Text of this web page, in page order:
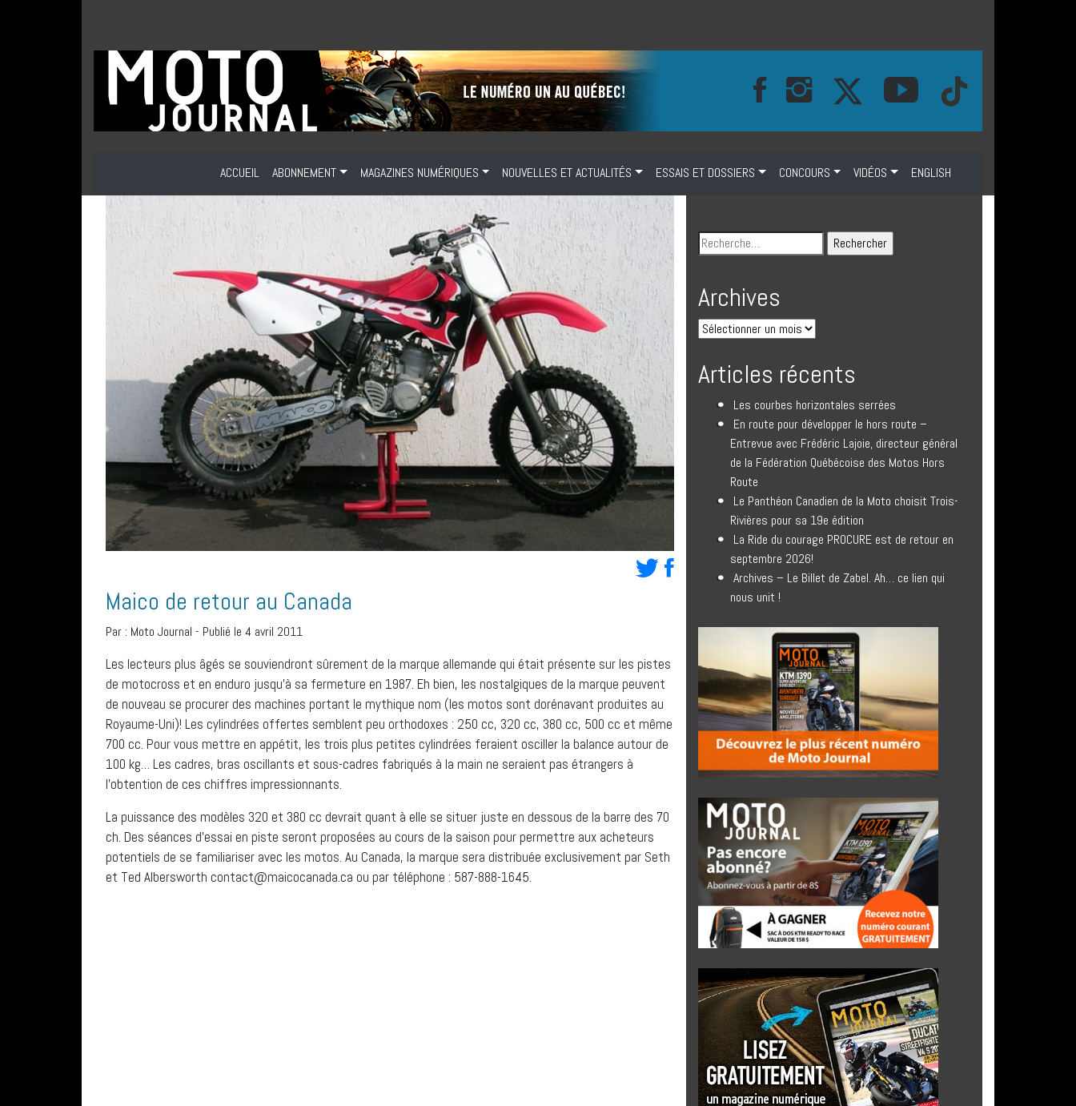
ACCUEIL ABONNEMENT MAGAZINES NUMÉRIQUES NOUVELLES ET ACTUALITÉS ESSAIS ET DOSSIERS CONCOURS VIDÉOS ENGLISH
Maico de retour au Canada
Par : Moto Journal - Publié le 4 avril 2011
Les lecteurs plus âgés se souviendront sûrement de la marque allemande qui était présente sur les pistes
de motocross et en enduro jusqu’à sa fermeture en 1987. Eh bien, les nostalgiques de la marque peuvent
de nouveau se procurer des machines portant le mythique nom (les motos sont dorénavant produites au
Royaume-Uni)! Les cylindrées offertes semblent peu orthodoxes : 250 cc, 320 cc, 380 cc, 500 cc et même
700 cc. Pour vous mettre en appétit, les trois plus petites cylindrées feraient osciller la balance autour de
100 kg… Les cadres, bras oscillants et sous-cadres fabriqués à la main ne seraient pas étrangers à
l’obtention de ces chiffres impressionnants.
La puissance des modèles 320 et 380 cc devrait quant à elle se situer juste en dessous de la barre des 70
ch. Des séances d’essai en piste seront proposées au cours de la saison pour permettre aux acheteurs
potentiels de se familiariser avec les motos. Au Canada, la marque sera distribuée exclusivement par Seth
et Ted Albersworth contact@maicocanada.ca ou par téléphone : 587-888-1645.
Archives
Articles récents
Les courbes horizontales serrées
En route pour développer le hors route –
Entrevue avec Frédéric Lajoie, directeur général
de la Fédération Québécoise des Motos Hors
Route
Le Panthéon Canadien de la Moto choisit Trois-
Rivières pour sa 19e édition
La Ride du courage PROCURE est de retour en
septembre 2026!
Archives – Le Billet de Zabel. Ah… ce lien qui
nous unit !